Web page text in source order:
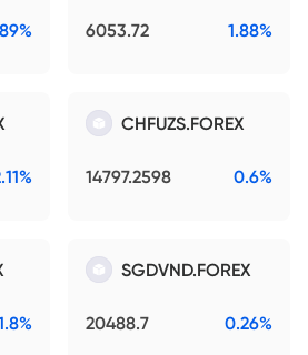
6053.72 1.88%
CHFUZS.FOREX
14797.2598 0.6%
SGDVND.FOREX
20488.7 0.26%